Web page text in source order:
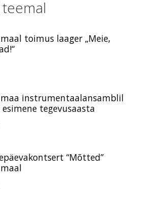
toimus laager „Meie,
instrumentaalansamblil
tegevusaasta
“Mõtted”